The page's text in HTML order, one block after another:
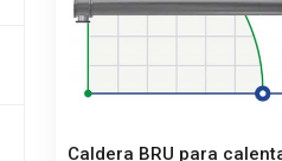
Caldera BRU para